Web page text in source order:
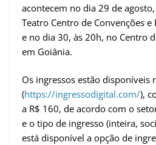
acontecem no dia 29 de
Teatro Centro de Convenções e
e no dia 30, às 20h, no Centro
em Goiânia.
Os ingressos estão disponíveis
(https://ingressodigital.com/),
a R$ 160, de acordo com o
e o tipo de ingresso (inteira,
está disponível a opção de